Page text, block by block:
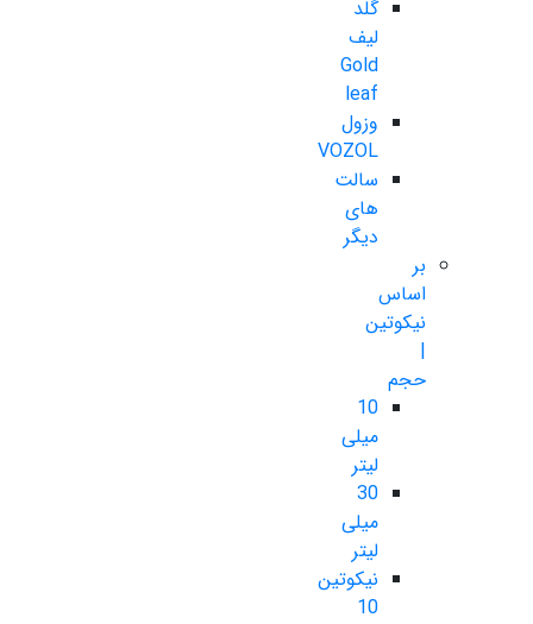
گلد
لیف
Gold
leaf
وزول
VOZOL
سالت
های
دیگر
بر
اساس
نیکوتین
|
حجم
10
میلی
لیتر
30
میلی
لیتر
نیکوتین
10